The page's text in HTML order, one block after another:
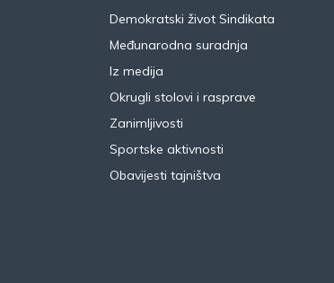
Demokratski život Sindikata
Međunarodna suradnja
Iz medija
Okrugli stolovi i rasprave
Zanimljivosti
Sportske aktivnosti
Obavijesti tajništva